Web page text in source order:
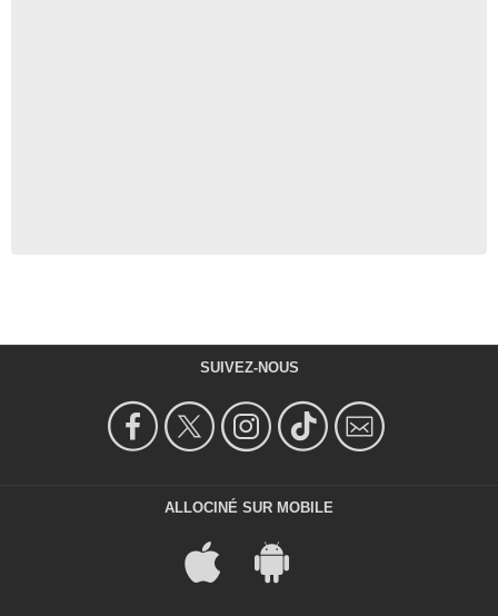
SUIVEZ-NOUS
ALLOCINÉ SUR MOBILE